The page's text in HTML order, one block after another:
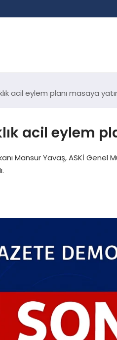
acil eylem planı masaya
acil eylem
Mansur Yavaş, ASKİ Genel